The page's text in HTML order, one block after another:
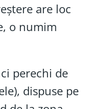
are loc
o numim
perechi de
dispuse pe